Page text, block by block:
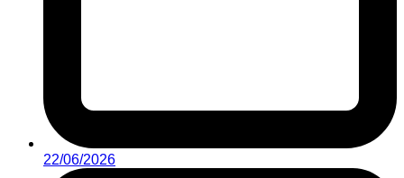
22/06/2026